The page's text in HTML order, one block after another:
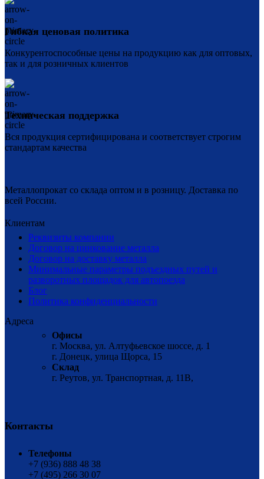
Гибкая ценовая политика
Конкурентоспособные цены на продукцию как для оптовых,
так и для розничных клиентов
Техническая поддержка
Вся продукция сертифицирована и соответствует строгим
стандартам качества
Металлопрокат со склада оптом и в розницу. Доставка по
всей России.
Клиентам
Реквизиты компании
Договор на цинкование металла
Договор на доставку металла
Минимальные параметры подъездных путей и
разворотных площадок для автопоезда
Блог
Политика конфиденциальности
Адреса
Офисы
г. Москва, ул. Алтуфьевское шоссе, д. 1
г. Донецк, улица Щорса, 15
Склад
г. Реутов, ул. Транспортная, д. 11В,
Контакты
Телефоны
+7 (936) 888 48 38
+7 (495) 266 30 07